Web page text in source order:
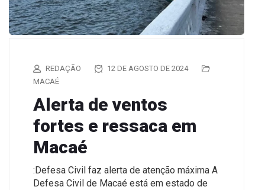
REDAÇÃO
12 DE AGOSTO DE 2024
MACAÉ
Alerta de ventos
fortes e ressaca em
Macaé
:Defesa Civil faz alerta de atenção máxima A
Defesa Civil de Macaé está em estado de